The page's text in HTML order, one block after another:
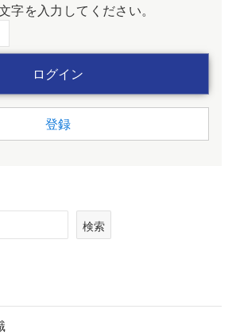
字を入力してください。
登録
検索